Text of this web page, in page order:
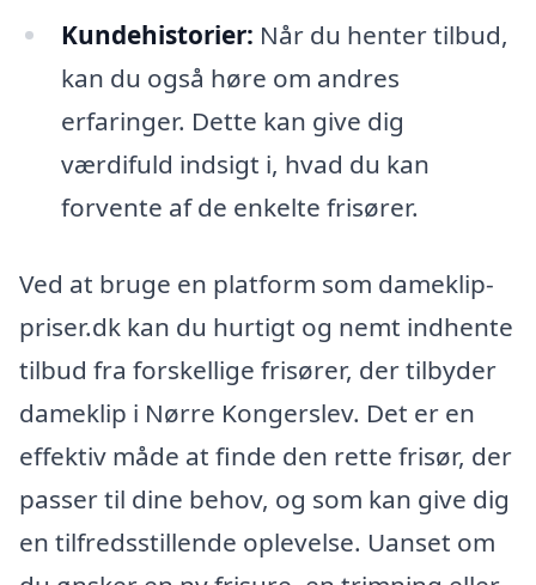
Kundehistorier: Når du henter tilbud,
kan du også høre om andres
erfaringer. Dette kan give dig
værdifuld indsigt i, hvad du kan
forvente af de enkelte frisører.
Ved at bruge en platform som dameklip-
priser.dk kan du hurtigt og nemt indhente
tilbud fra forskellige frisører, der tilbyder
dameklip i Nørre Kongerslev. Det er en
effektiv måde at finde den rette frisør, der
passer til dine behov, og som kan give dig
en tilfredsstillende oplevelse. Uanset om